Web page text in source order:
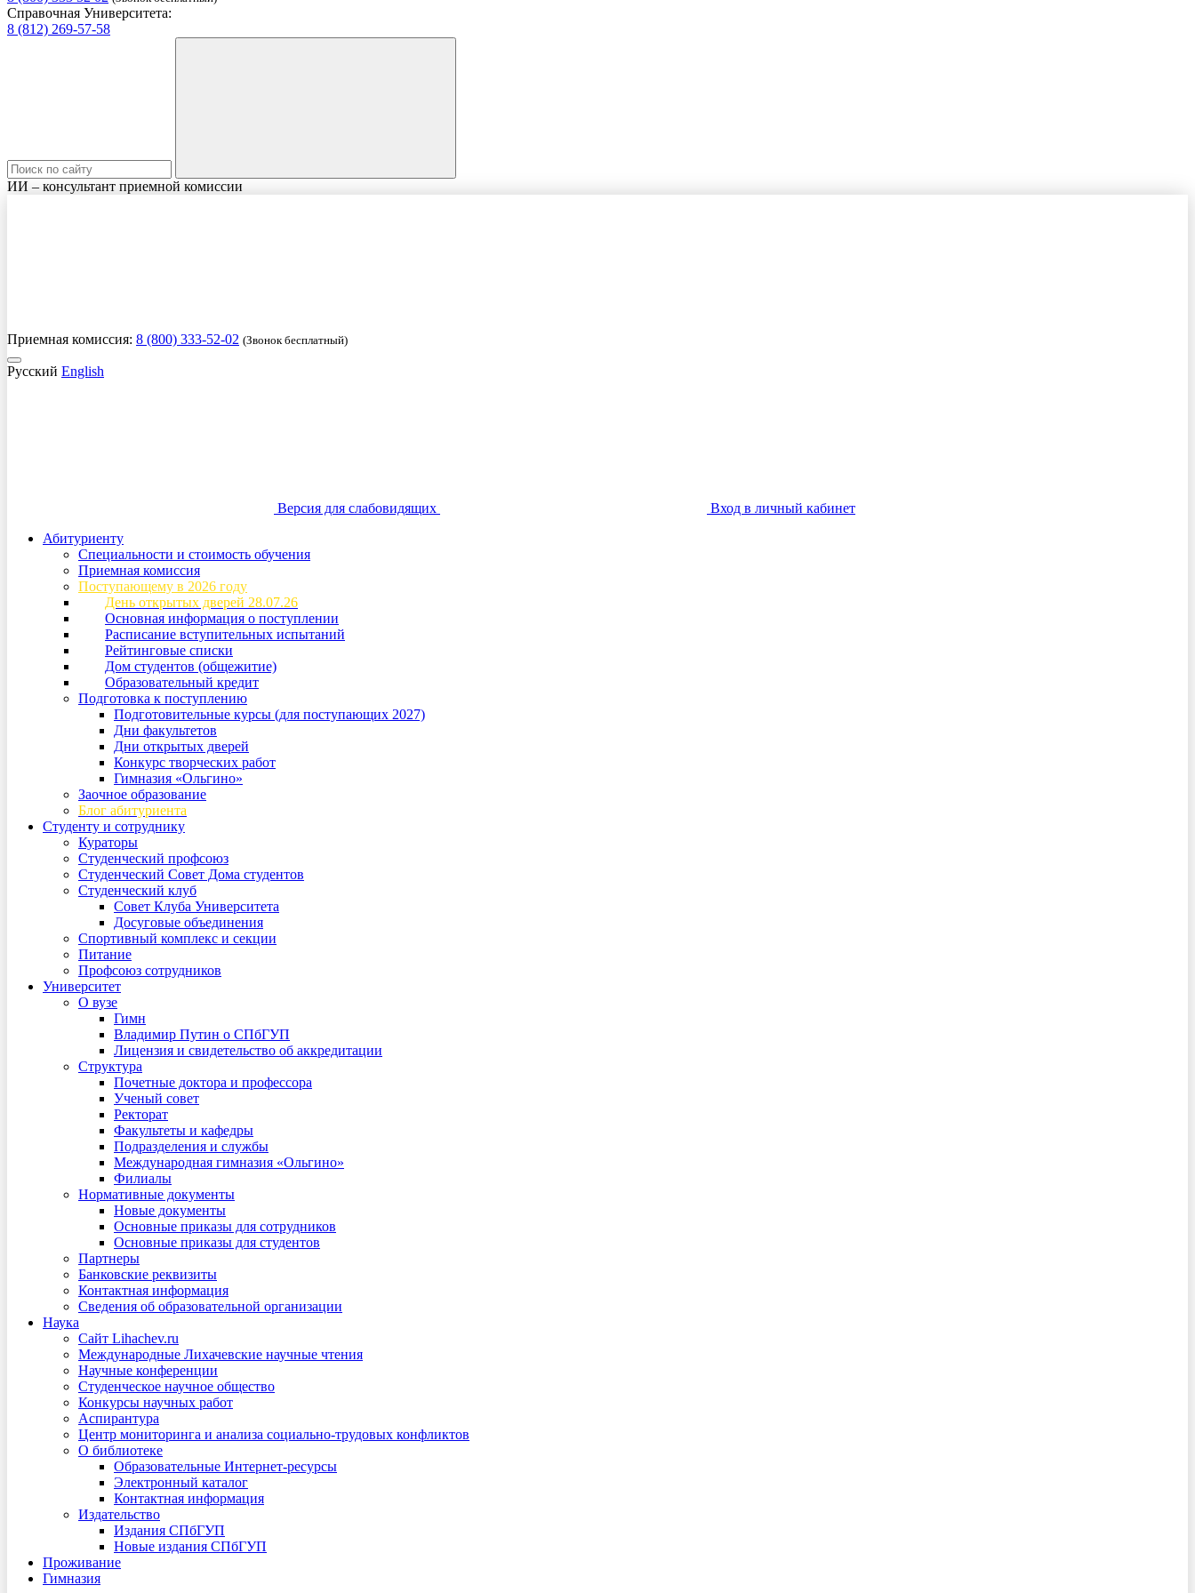
Справочная Университета:
8 (812) 269-57-58
ИИ – консультант приемной комиссии
Приемная комиссия: 8 (800) 333-52-02 (Звонок бесплатный)
Русский English
Версия для слабовидящих
Вход в личный кабинет
Абитуриенту
Специальности и стоимость обучения
Приемная комиссия
Поступающему в 2026 году
День открытых дверей 28.07.26
Основная информация о поступлении
Расписание вступительных испытаний
Рейтинговые списки
Дом студентов (общежитие)
Образовательный кредит
Подготовка к поступлению
Подготовительные курсы (для поступающих 2027)
Дни факультетов
Дни открытых дверей
Конкурс творческих работ
Гимназия «Ольгино»
Заочное образование
Блог абитуриента
Студенту и сотруднику
Кураторы
Студенческий профсоюз
Студенческий Совет Дома студентов
Студенческий клуб
Совет Клуба Университета
Досуговые объединения
Спортивный комплекс и секции
Питание
Профсоюз сотрудников
Университет
О вузе
Гимн
Владимир Путин о СПбГУП
Лицензия и свидетельство об аккредитации
Структура
Почетные доктора и профессора
Ученый совет
Ректорат
Факультеты и кафедры
Подразделения и службы
Международная гимназия «Ольгино»
Филиалы
Нормативные документы
Новые документы
Основные приказы для сотрудников
Основные приказы для студентов
Партнеры
Банковские реквизиты
Контактная информация
Сведения об образовательной организации
Наука
Сайт Lihachev.ru
Международные Лихачевские научные чтения
Научные конференции
Студенческое научное общество
Конкурсы научных работ
Аспирантура
Центр мониторинга и анализа социально-трудовых конфликтов
О библиотеке
Образовательные Интернет-ресурсы
Электронный каталог
Контактная информация
Издательство
Издания СПбГУП
Новые издания СПбГУП
Проживание
Гимназия